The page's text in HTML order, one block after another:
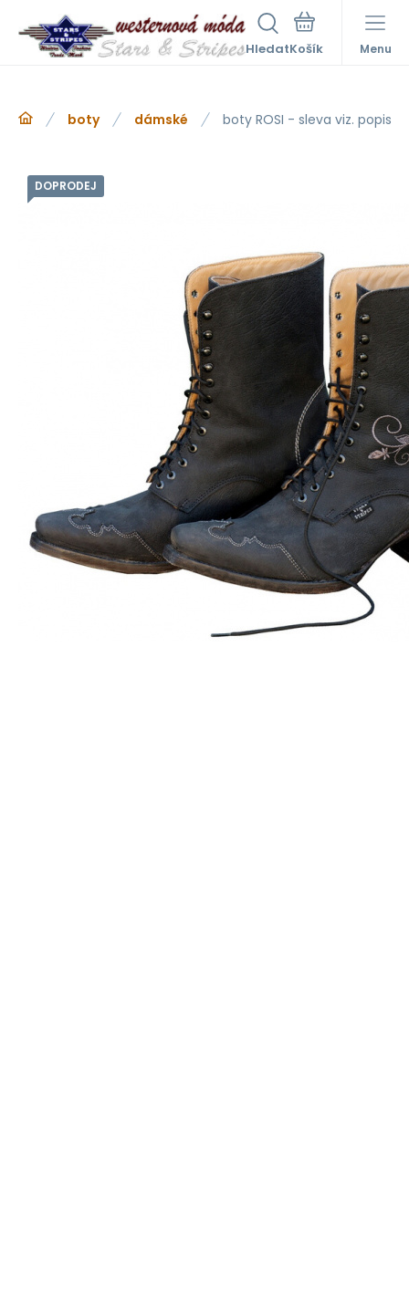
Hledat Menu
boty dámské boty ROSI - sleva viz. popis
DOPRODEJ